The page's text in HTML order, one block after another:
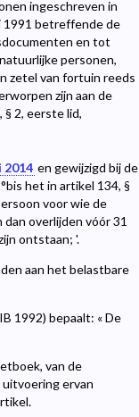
ingeschreven in
1991 betreffende de
en tot
personen,
zetel van fortuin reeds
zijn aan de
2, eerste lid,
2014 en gewijzigd bij de
het in artikel 134, §
voor wie de
overlijden vóór 31
ontstaan; '.
aan het belastbare
1992) bepaalt: « De
van de
ervan